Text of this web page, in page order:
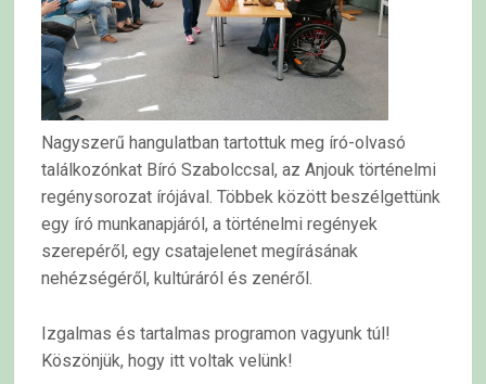
Nagyszerű hangulatban tartottuk meg író-olvasó
találkozónkat Bíró Szabolccsal, az Anjouk történelmi
regénysorozat írójával. Többek között beszélgettünk
egy író munkanapjáról, a történelmi regények
szerepéről, egy csatajelenet megírásának
nehézségéről, kultúráról és zenéről.
Izgalmas és tartalmas programon vagyunk túl!
Köszönjük, hogy itt voltak velünk!